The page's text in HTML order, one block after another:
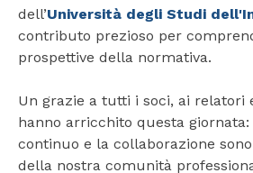
dell’Università degli Studi
contributo prezioso per
prospettive della normativa.
Un grazie a tutti i soci, ai relatori
hanno arricchito questa
continuo e la collaborazione
della nostra comunità